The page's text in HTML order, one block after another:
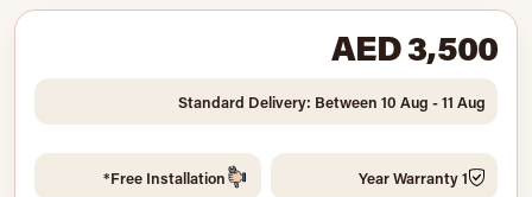
AED 3,500
Standard Delivery: Between 10 Aug - 11 Aug
1 Year Warranty
Free Installation*